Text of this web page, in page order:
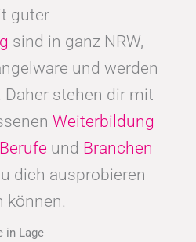
guter
sind in ganz NRW,
und werden
stehen dir mit
Weiterbildung
Berufe und Branchen
dich ausprobieren
können.
in Lage